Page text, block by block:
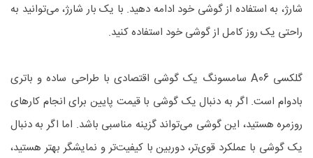
شارژ، به استفاده از گوشی خود ادامه دهید. با یک بار شارژ، می‌توانید به
راحتی یک روز کامل از گوشی خود استفاده کنید.
گلکسی A06 سامسونگ یک گوشی اقتصادی با طراحی ساده و باتری
بادوام است. اگر به دنبال یک گوشی با قیمت پایین برای انجام کارهای
روزمره هستید، این گوشی می‌تواند گزینه مناسبی باشد. اما اگر به دنبال
یک گوشی با عملکرد قوی‌تر، دوربین با کیفیت‌تر و نمایشگر بهتر هستید،